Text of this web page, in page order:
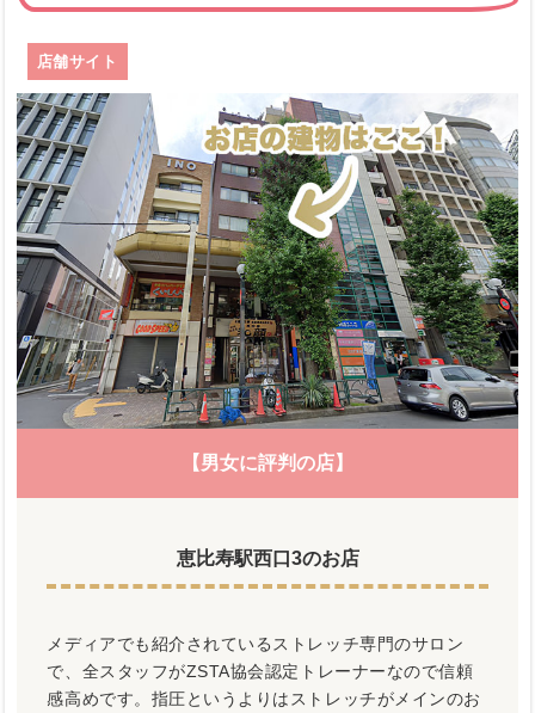
店舗サイト
【男女に評判の店】
恵比寿駅西口3のお店
メディアでも紹介されているストレッチ専門のサロン
で、全スタッフがZSTA協会認定トレーナーなので信頼
感高めです。指圧というよりはストレッチがメインのお